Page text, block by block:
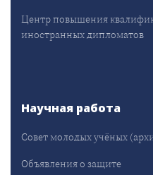
Центр повышения
иностранных дипломатов
Научная работа
Совет молодых учёных
Объявления о защите